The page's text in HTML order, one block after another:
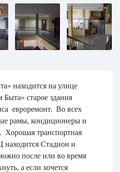
находится на улице
старое здания
евроремонт. Во всех
рамы, кондиционеры и
Хорошая транспортная
находится Стадион и
после или во время
а если хочется